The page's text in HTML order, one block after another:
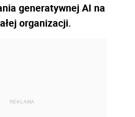
generatywnej AI na
organizacji.
REKLAMA